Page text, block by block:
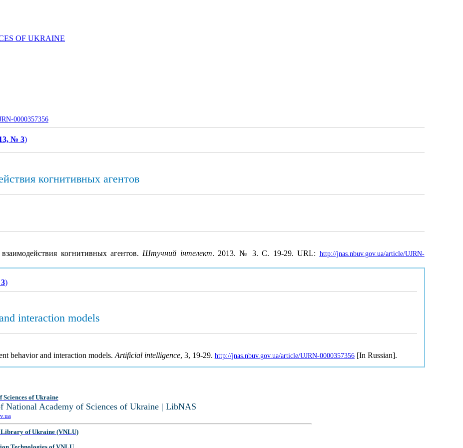
OF UKRAINE
0000357356
№ 3)
когнитивных агентов
когнитивных агентов.Штучний інтелект. 2013. № 3. С. 19-29. URL: http://jnas.nbuv.gov.ua/article/UJRN-
)
interaction models
behavior and interaction models. Artificial intelligence, 3, 19-29. http://jnas.nbuv.gov.ua/article/UJRN-0000357356[In Russian].
Sciences of Ukraine
National Academy of Sciences of Ukraine | LibNAS
of Ukraine (VNLU)